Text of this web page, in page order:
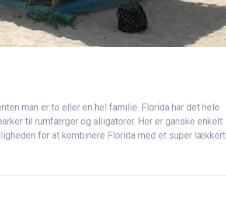
man er to eller en hel familie. Florida har det hele
til rumfærger og alligatorer. Her er ganske enkelt
for at kombinere Florida med et super lækkert